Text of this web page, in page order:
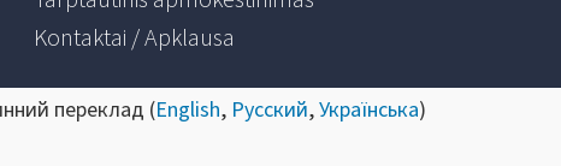
Kontaktai / Apklausa
переклад (English, Русский,Українська)